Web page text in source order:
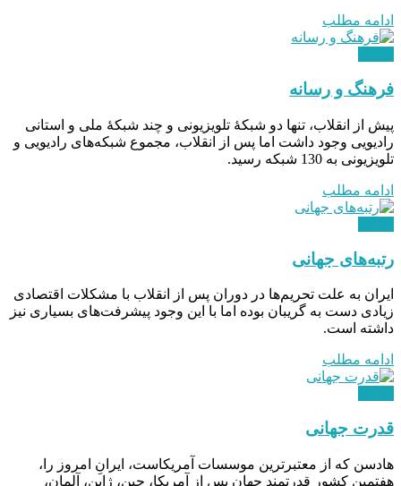
ادامه مطلب
فرهنگ و رسانه
پیش از انقلاب، تنها دو شبکۀ تلویزیونی و چند شبکۀ ملی و استانی
رادیویی وجود داشت اما پس از انقلاب، مجموع شبکه‌های رادیویی و
تلویزیونی به 130 شبکه رسید.
ادامه مطلب
رتبه‌های جهانی
ایران به علت تحریم‌ها در دوران پس از انقلاب با مشکلات اقتصادی
زیادی دست به گریبان بوده اما با این وجود پیشرفت‌های بسیاری نیز
داشته است.
ادامه مطلب
قدرت جهانی
هادسن که از معتبرترین موسسات آمریکاست، ایرانِ امروز را،
هفتمین کشور قدرتمند جهان پس از آمریکا، چین، ژاپن، آلمان،